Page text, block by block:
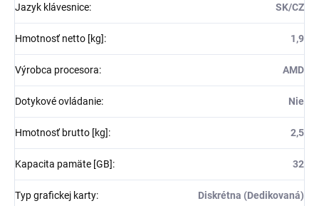
Jazyk klávesnice: SK/CZ
Hmotnosť netto [kg]: 1,9
Výrobca procesora: AMD
Dotykové ovládanie: Nie
Hmotnosť brutto [kg]: 2,5
Kapacita pamäte [GB]: 32
Typ grafickej karty: Diskrétna (Dedikovaná)